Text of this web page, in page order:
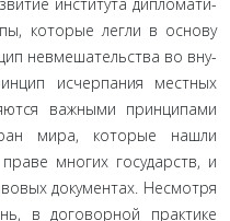
которые легли в основу
невмешательства во вну­
исчерпания местных
важными принципами
мира, которые нашли
многих государств, и
документах. Несмотря
в договорной практике